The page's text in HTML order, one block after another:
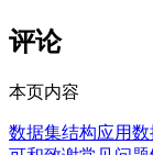
评论
本页内容
数据集结构应用数